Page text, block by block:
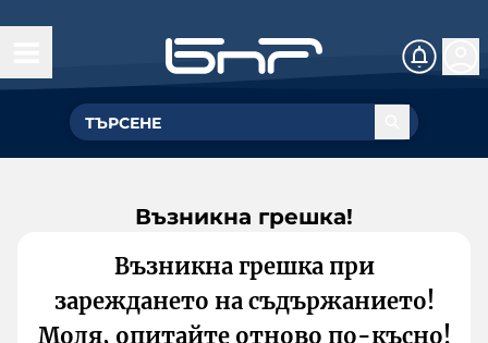
Възникна грешка!
Възникна грешка при
зареждането на съдържанието!
Моля, опитайте отново по-късно!